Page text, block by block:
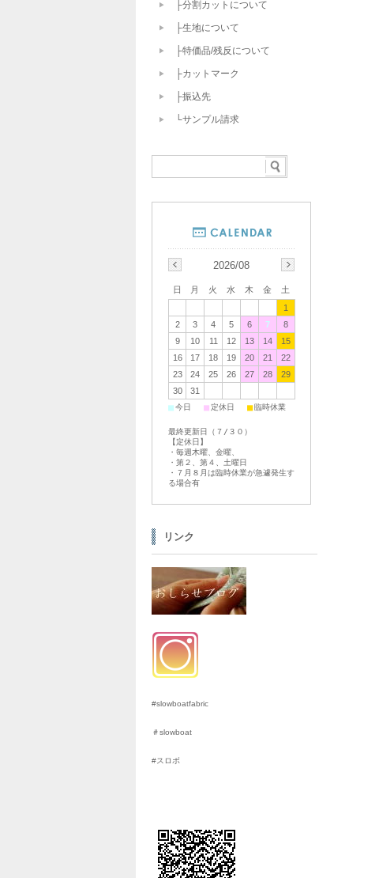
├分割カットについて
├生地について
├特価品/残反について
├カットマーク
├振込先
└サンプル請求
2026/08
日 月 火 水 木 金
土
1
2
3 4 5 6 7
8
9
10 11 12 13 14
15
16
17 18 19 20 21
22
23
24 25 26 27 28
29
30
31
■今日 ■定休日 ■臨時休業
最終更新日（７/３０）
【定休日】
・毎週木曜、金曜、
・第２、第４、土曜日
・７月８月は臨時休業が急遽発生す
る場合有
リンク
#slowboatfabric
＃slowboat
#スロボ